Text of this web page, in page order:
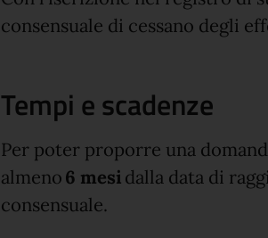
consensuale di cessano degli
Tempi e scadenze
Per poter proporre una
almeno6 mesidalla data di
consensuale.